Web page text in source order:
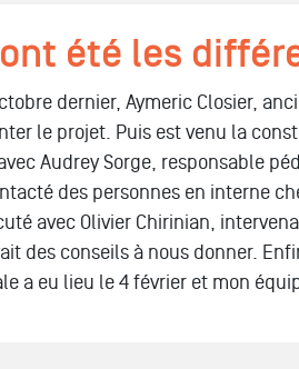
été les
dernier, Aymeric Closier,
le projet. Puis est venu la
Audrey Sorge, responsable
des personnes en interne
avec Olivier Chirinian,
des conseils à nous donner.
a eu lieu le 4 février et mon